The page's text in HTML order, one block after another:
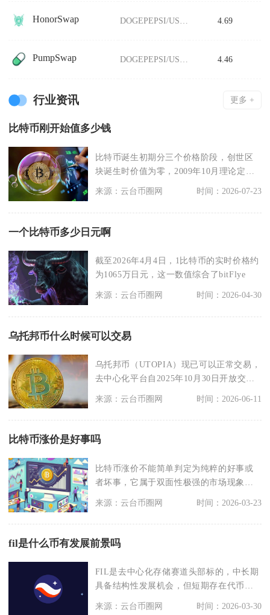
HonorSwap 4.69
PumpSwap 4.46
行业资讯 更多 +
比特币刚开始值多少钱
比特币诞生初期分三个价格阶段，创世区
块诞生时价值为零，2009年10月理论定价
单枚约0.0
来源：云台币圈网 时间：2026-07-23
一个比特币多少日元啊
截至2026年4月4日，1比特币的实时价格约
为1065万日元，这一数值综合了bitFlye
来源：云台币圈网 时间：2026-04-30
乌托邦币什么时候可以交易
乌托邦币（UTOPIA）现已可以正常交易，
去中心化平台自2025年10月30日开放交
来源：云台币圈网 时间：2026-06-11
比特币涨价是好事吗
比特币涨价不能简单判定为纯粹的好事或
者坏事，它属于双面性极强的市场现象，
来源：云台币圈网 时间：2026-03-23
fil是什么币有发展前景吗
FIL是去中心化存储赛道头部标的，中长期
具备结构性发展机会，但短期存在代币抛
压、商业化落地
来源：云台币圈网 时间：2026-03-30